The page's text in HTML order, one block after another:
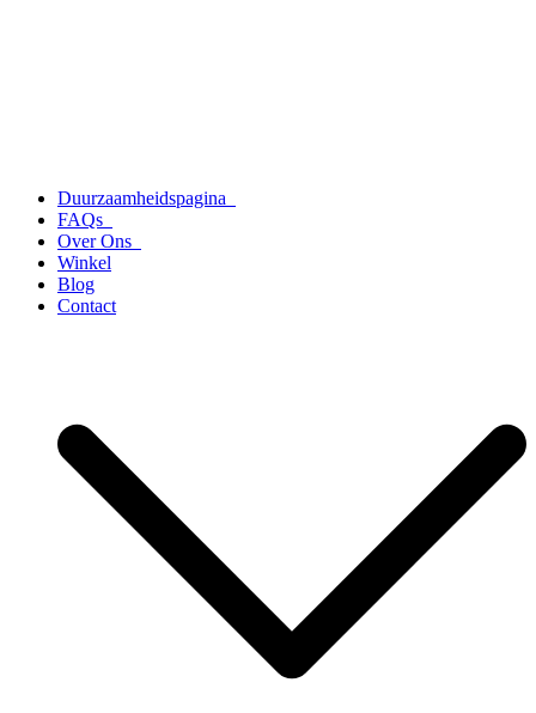
Duurzaamheidspagina
FAQs
Over Ons
Winkel
Blog
Contact